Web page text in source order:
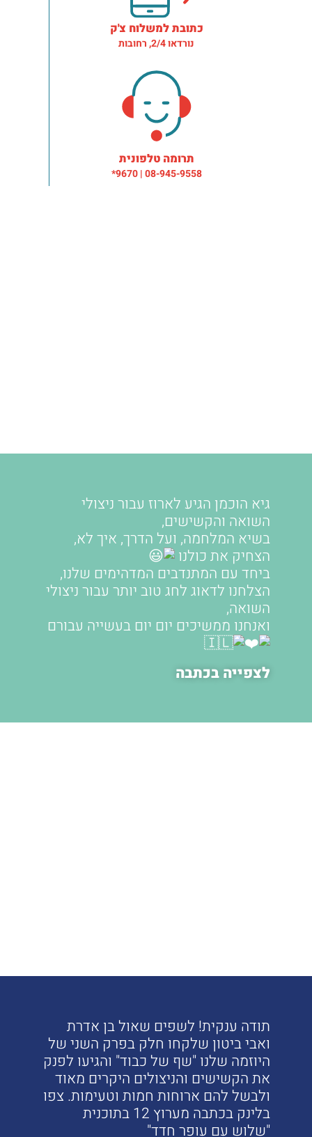
כתובת למשלוח צ'ק
נורדאו 2/4, רחובות
תרומה טלפונית
08-945-9558 | 9670*
גיא הוכמן הגיע לארוז עבור ניצולי
השואה והקשישים,
בשיא המלחמה, ועל הדרך, איך לא,
הצחיק את כולנו
ביחד עם המתנדבים המדהימים שלנו,
הצלחנו לדאוג לחג טוב יותר עבור ניצולי
השואה,
ואנחנו ממשיכים יום יום בעשייה עבורם
לצפייה בכתבה
תודה ענקית! לשפים שאול בן אדרת
ואבי ביטון שלקחו חלק בפרק השני של
היוזמה שלנו "שף של כבוד" והגיעו לפנק
את הקשישים והניצולים היקרים מאוד
ולבשל להם ארוחות חמות וטעימות. צפו
בלינק בכתבה מערוץ 12 בתוכנית
"שלוש עם עופר חדד"